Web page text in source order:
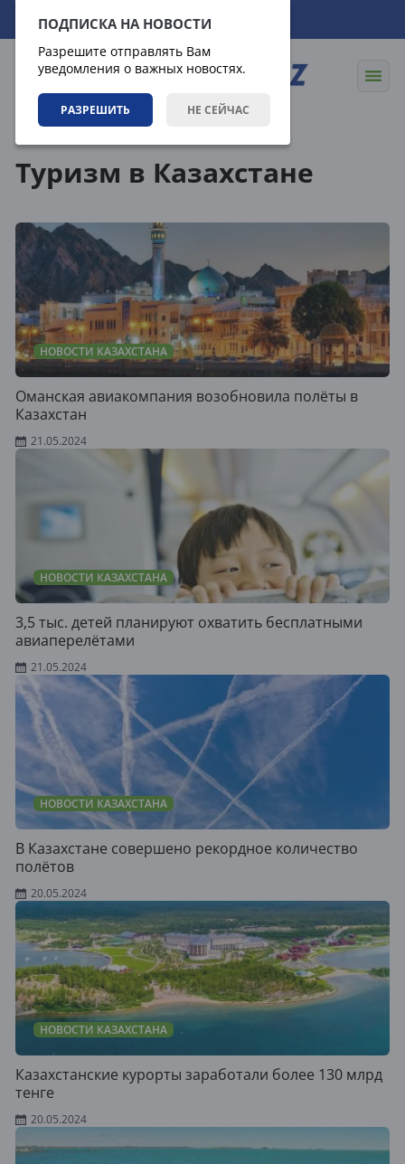
ПОДПИСКА НА НОВОСТИ
Разрешите отправлять Вам
уведомления о важных новостях.
РАЗРЕШИТЬ НЕ СЕЙЧАС
09.08.2026 15:19:23
Туризм в Казахстане
НОВОСТИ КАЗАХСТАНА
Оманская авиакомпания возобновила полёты в
Казахстан
21.05.2024
НОВОСТИ КАЗАХСТАНА
3,5 тыс. детей планируют охватить бесплатными
авиаперелётами
21.05.2024
НОВОСТИ КАЗАХСТАНА
В Казахстане совершено рекордное количество
полётов
20.05.2024
НОВОСТИ КАЗАХСТАНА
Казахстанские курорты заработали более 130 млрд
тенге
20.05.2024